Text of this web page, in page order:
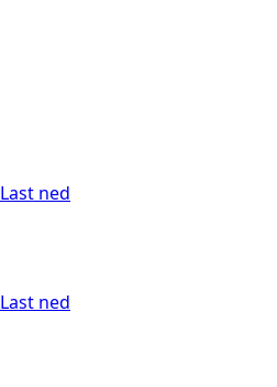
Last ned
Last ned